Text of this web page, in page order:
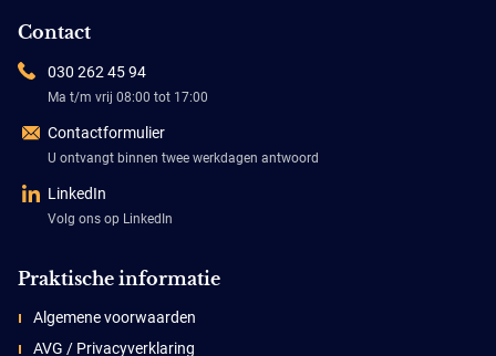
Contact
030 262 45 94
Ma t/m vrij 08:00 tot 17:00
Contactformulier
U ontvangt binnen twee werkdagen antwoord
LinkedIn
Volg ons op LinkedIn
Praktische informatie
Algemene voorwaarden
AVG / Privacyverklaring